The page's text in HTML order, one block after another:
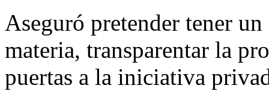
Aseguró pretender tener
materia, transparentar la
puertas a la iniciativa